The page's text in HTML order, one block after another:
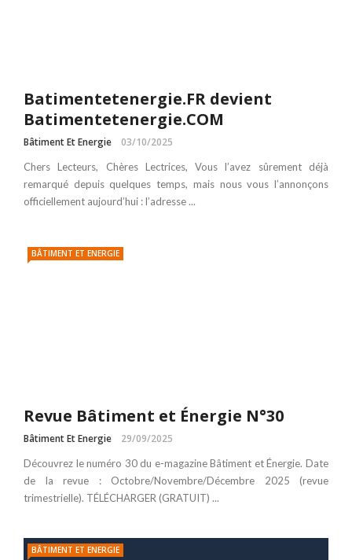
Batimentetenergie.FR devient
Batimentetenergie.COM
Bâtiment Et Energie 03/10/2025
Chers Lecteurs, Chères Lectrices, Vous l’avez sûrement déjà
remarqué depuis quelques temps, mais nous vous l’annonçons
officiellement aujourd’hui : l’adresse ...
BÂTIMENT ET ENERGIE
Revue Bâtiment et Énergie N°30
Bâtiment Et Energie 29/09/2025
Découvrez le numéro 30 du e-magazine Bâtiment et Énergie. Date
de la revue : Octobre/Novembre/Décembre 2025 (revue
trimestrielle). TÉLÉCHARGER (GRATUIT) ...
BÂTIMENT ET ENERGIE